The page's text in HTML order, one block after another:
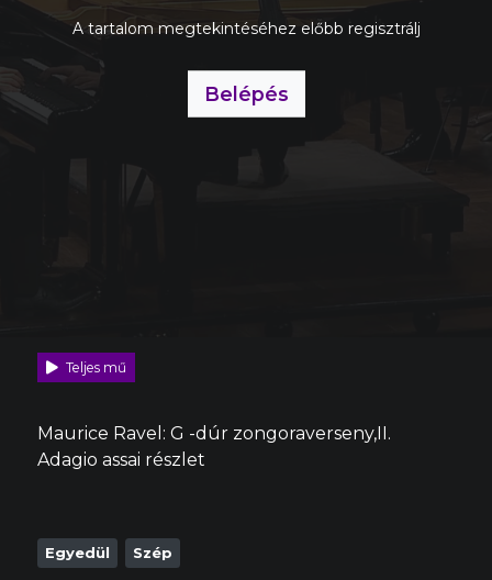
A tartalom megtekintéséhez előbb regisztrálj
Belépés
Teljes mű
Maurice Ravel: G -dúr zongoraverseny,II.
Adagio assai részlet
Egyedül Szép